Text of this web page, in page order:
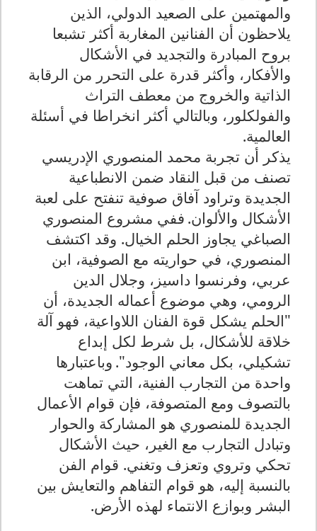
والمهتمين على الصعيد الدولي، الذين
يلاحظون أن الفنانين المغاربة أكثر تشبعا
بروح المبادرة والتجديد في الأشكال
والأفكار، وأكثر قدرة على التحرر من الرقابة
الذاتية والخروج من معطف التراث
والفولكلور، وبالتالي أكثر انخراطا في أسئلة
العالمية.
يذكر أن تجربة محمد المنصوري الإدريسي
تصنف من قبل النقاد ضمن الانطباعية
الجديدة وتراود آفاق صوفية تنفتح على لعبة
الأشكال والألوان. ففي مشروع المنصوري
الصباغي يجاوز الحلم الخيال. وقد اكتشف
المنصوري، في حواريته مع الصوفية، ابن
عربي، وفرنسوا داسيز، وجلال الدين
الرومي، وهي موضوع أعماله الجديدة، أن
"الحلم يشكل قوة الفنان اللاواعية، فهو آلة
خلاقة للأشكال، بل شرط لكل إبداع
تشكيلي، بكل معاني الوجود". وباعتبارها
واحدة من التجارب الفنية، التي تماهت
بالتصوف ومع المتصوفة، فإن قوام الأعمال
الجديدة للمنصوري هو المشاركة والحوار
وتبادل التجارب مع الغير، حيث الأشكال
تحكي وتروي وتعزف وتغني. قوام الفن
بالنسبة إليه، هو قوام التفاهم والتعايش بين
البشر وبوازع الانتماء لهذه الأرض.